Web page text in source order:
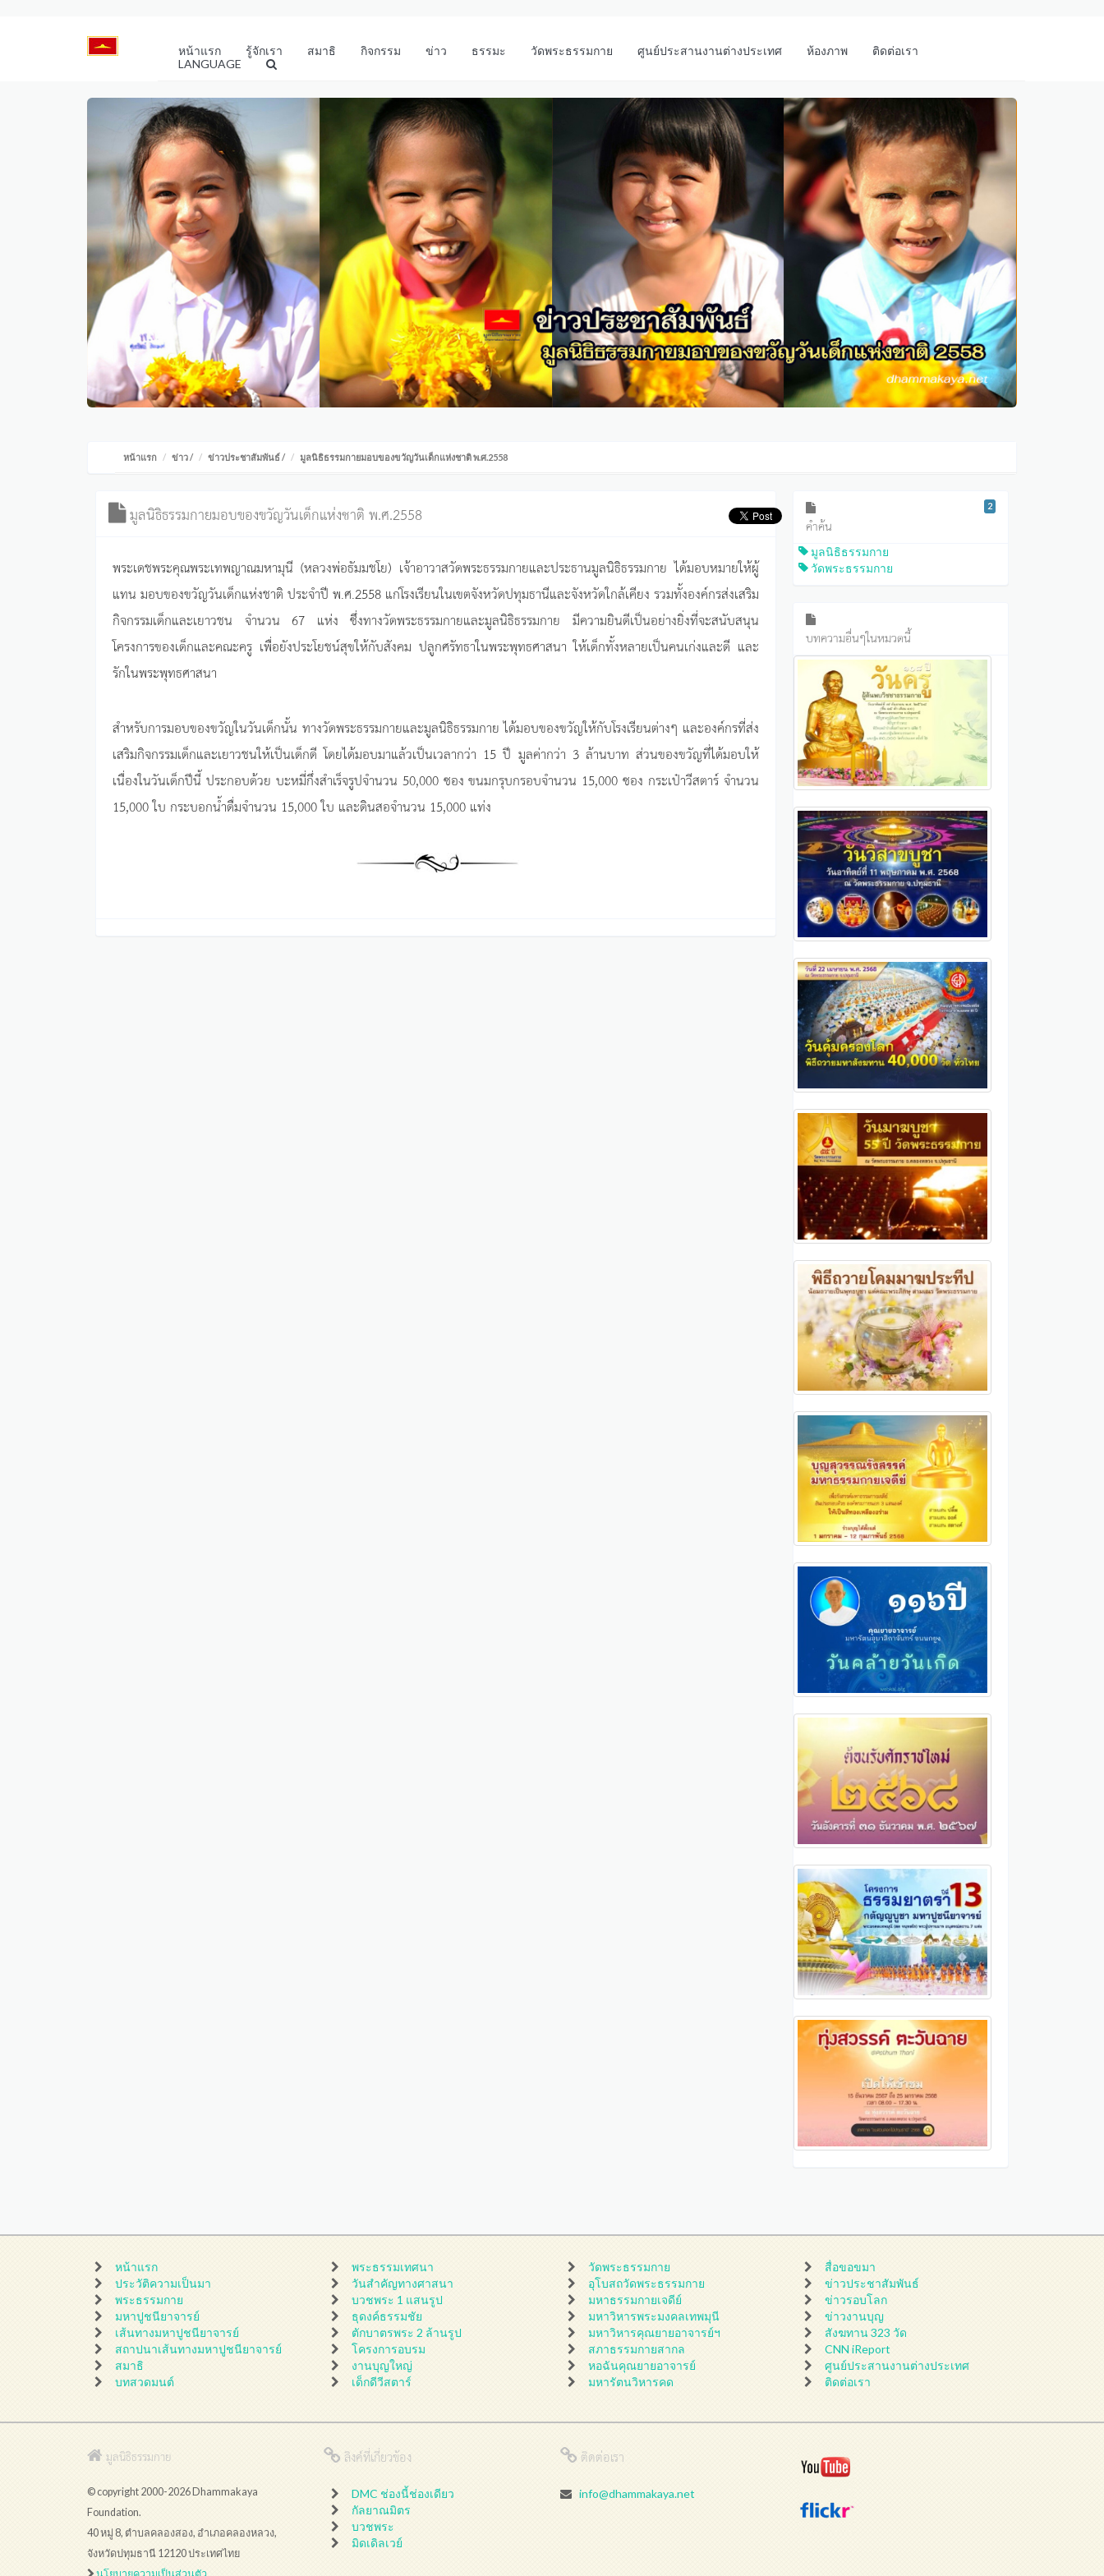
หน้าแรก รู้จักเรา สมาธิ กิจกรรม ข่าว ธรรมะ วัดพระธรรมกาย ศูนย์ประสานงานต่างประเทศ ห้องภาพ
ติดต่อเรา
LANGUAGE
หน้าแรก ข่าว/ ข่าวประชาสัมพันธ์ / มูลนิธิธรรมกายมอบของขวัญวันเด็กแห่งชาติ พ.ศ.2558
มูลนิธิธรรมกายมอบของขวัญวันเด็กแห่งชาติ พ.ศ.2558
พระเดชพระคุณพระเทพญาณมหามุนี (หลวงพ่อธัมมชโย) เจ้าอาวาสวัดพระธรรมกายและประธานมูลนิธิธรรมกาย ได้มอบหมายให้ผู้
แทน มอบของขวัญวันเด็กแห่งชาติ ประจำปี พ.ศ.2558 แก่โรงเรียนในเขตจังหวัดปทุมธานีและจังหวัดใกล้เคียง รวมทั้งองค์กรส่งเสริม
กิจกรรมเด็กและเยาวชน จำนวน 67 แห่ง ซึ่งทางวัดพระธรรมกายและมูลนิธิธรรมกาย มีความยินดีเป็นอย่างยิ่งที่จะสนับสนุน
โครงการของเด็กและคณะครู เพื่อยังประโยชน์สุขให้กับสังคม ปลูกศรัทธาในพระพุทธศาสนา ให้เด็กทั้งหลายเป็นคนเก่งและดี และ
รักในพระพุทธศาสนา
สำหรับการมอบของขวัญในวันเด็กนั้น ทางวัดพระธรรมกายและมูลนิธิธรรมกาย ได้มอบของขวัญให้กับโรงเรียนต่างๆ และองค์กรที่ส่ง
เสริมกิจกรรมเด็กและเยาวชนให้เป็นเด็กดี โดยได้มอบมาแล้วเป็นเวลากว่า 15 ปี มูลค่ากว่า 3 ล้านบาท ส่วนของขวัญที่ได้มอบให้
เนื่องในวันเด็กปีนี้ ประกอบด้วย บะหมี่กึ่งสำเร็จรูปจำนวน 50,000 ซอง ขนมกรุบกรอบจำนวน 15,000 ซอง กระเป๋าวีสตาร์ จำนวน
15,000 ใบ กระบอกน้ำดื่มจำนวน 15,000 ใบ และดินสอจำนวน 15,000 แท่ง
คำค้น
2
มูลนิธิธรรมกาย
วัดพระธรรมกาย
บทความอื่นๆในหมวดนี้
หน้าแรก
ประวัติความเป็นมา
พระธรรมกาย
มหาปูชนียาจารย์
เส้นทางมหาปูชนียาจารย์
สถาปนาเส้นทางมหาปูชนียาจารย์
สมาธิ
บทสวดมนต์
พระธรรมเทศนา
วันสำคัญทางศาสนา
บวชพระ 1 แสนรูป
ธุดงค์ธรรมชัย
ตักบาตรพระ 2 ล้านรูป
โครงการอบรม
งานบุญใหญ่
เด็กดีวีสตาร์
วัดพระธรรมกาย
อุโบสถวัดพระธรรมกาย
มหาธรรมกายเจดีย์
มหาวิหารพระมงคลเทพมุนี
มหาวิหารคุณยายอาจารย์ฯ
สภาธรรมกายสากล
หอฉันคุณยายอาจารย์
มหารัตนวิหารคด
สื่อขอขมา
ข่าวประชาสัมพันธ์
ข่าวรอบโลก
ข่าวงานบุญ
สังฆทาน 323 วัด
CNN iReport
ศูนย์ประสานงานต่างประเทศ
ติดต่อเรา
มูลนิธิธรรมกาย
© copyright 2000-2026 Dhammakaya
Foundation.
40 หมู่ 8, ตำบลคลองสอง, อำเภอคลองหลวง,
จังหวัดปทุมธานี 12120 ประเทศไทย
ลิงค์ที่เกี่ยวข้อง
DMC ช่องนี้ช่องเดียว
กัลยาณมิตร
บวชพระ
มิดเดิลเวย์
ติดต่อเรา
info@dhammakaya.net